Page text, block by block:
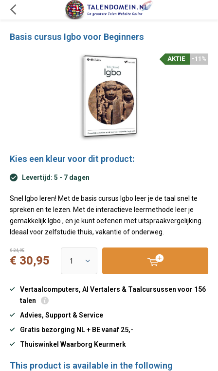
Basis cursus Igbo voor Beginners
-11%
AKTIE
Kies een kleur voor dit product:
Levertijd: 5 - 7 dagen
Snel Igbo leren! Met de basis cursus Igbo leer je de taal snel te
spreken en te lezen. Met de interactieve leermethode leer je
gemakkelijk Igbo , en je kunt oefenen met uitspraakvergelijking.
Ideaal voor zelfstudie thuis, vakantie of onderweg.
€ 34,95
€ 30,95
Vertaalcomputers, AI Vertalers & Taalcursussen voor 156
talen
Advies, Support & Service
Gratis bezorging NL + BE vanaf 25,-
Thuiswinkel Waarborg Keurmerk
This product is available in the following